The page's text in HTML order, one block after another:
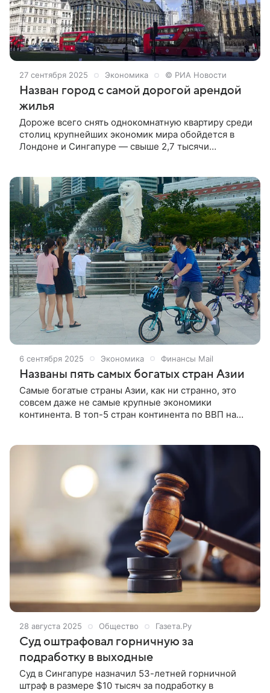
27 сентября 2025 Экономика © РИА Новости
Назван город с самой дорогой арендой
жилья
Дороже всего снять однокомнатную квартиру среди
столиц крупнейших экономик мира обойдется в
Лондоне и Сингапуре — свыше 2,7 тысячи
открытых данных.
6 сентября 2025 Экономика Финансы Mail
Названы пять самых богатых стран Азии
Самые богатые страны Азии, как ни странно, это
совсем даже не самые крупные экономики
континента. В топ-5 стран континента по ВВП на
28 августа 2025 Общество Газета.Ру
Суд оштрафовал горничную за
подработку в выходные
Суд в Сингапуре назначил 53-летней горничной
штраф в размере $10 тысяч за подработку в